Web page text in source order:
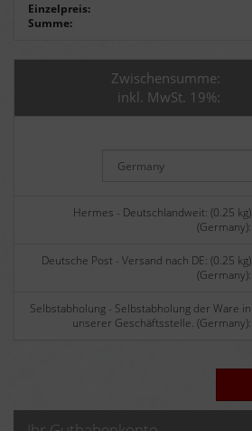
Einzelpreis:
Summe:
Zwischensumme:
inkl. MwSt. 19%:
Hermes - Deutschlandweit: (0.25 kg)
(Germany):
Deutsche Post - Versand nach DE: (0.25 kg)
(Germany):
Selbstabholung - Selbstabholung der Ware in
unserer Geschäftsstelle. (Germany):